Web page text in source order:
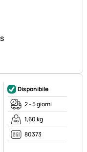
Disponibile
2 - 5 giorni
1,60 kg
80373